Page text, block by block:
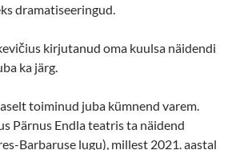
dramatiseeringud.
kirjutanud oma kuulsa näidendi
ka järg.
toiminud juba kümnend varem.
Pärnus Endla teatris ta näidend
Barbaruse lugu), millest 2021. aastal